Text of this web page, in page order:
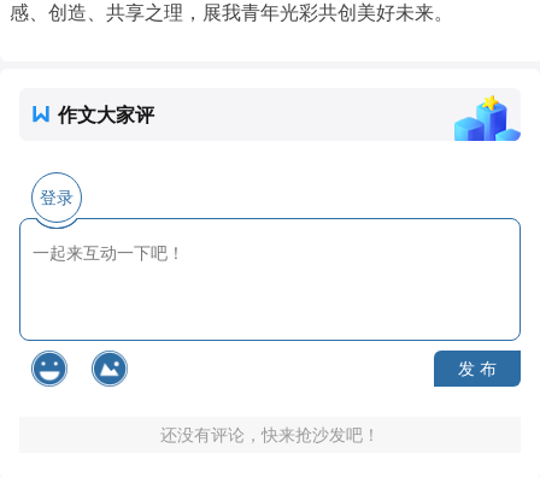
感、创造、共享之理，展我青年光彩共创美好未来。
作文大家评
登录
发 布
还没有评论，快来抢沙发吧！